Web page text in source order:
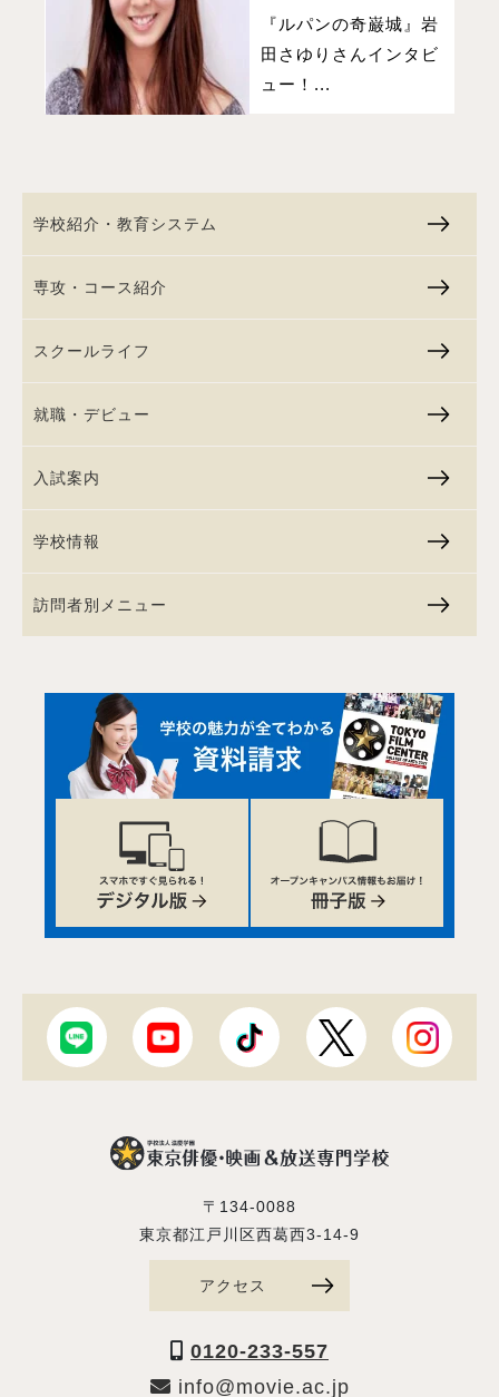
『ルパンの奇巌城』岩
田さゆりさんインタビ
ュー！...
学校紹介・教育システム
専攻・コース紹介
スクールライフ
就職・デビュー
入試案内
学校情報
訪問者別メニュー
〒134-0088
東京都江戸川区西葛西3-14-9
アクセス
0120-233-557
info@movie.ac.jp